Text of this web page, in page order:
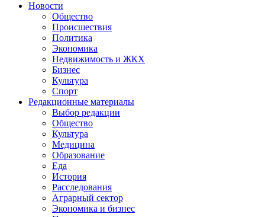
Новости
Общество
Происшествия
Политика
Экономика
Недвижимость и ЖКХ
Бизнес
Культура
Спорт
Редакционные материалы
Выбор редакции
Общество
Культура
Медицина
Образование
Еда
История
Расследования
Аграрный сектор
Экономика и бизнес